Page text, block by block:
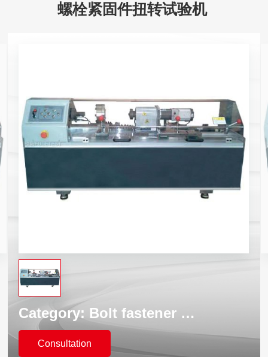
螺栓紧固件扭转试验机
Category: Bolt fastener torsion testing machine
Consultation